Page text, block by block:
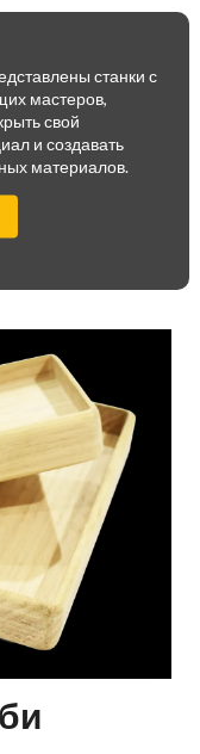
станки с
мастеров,
свой
и создавать
материалов.